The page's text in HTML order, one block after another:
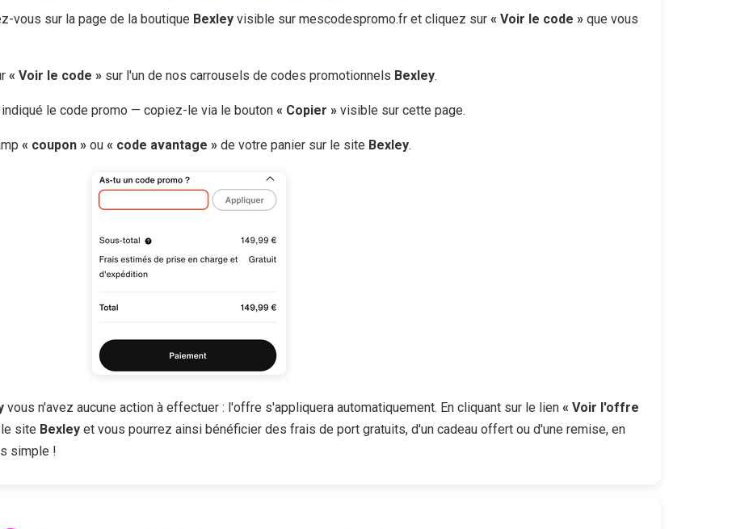
vous sur la page de la boutique Bexley visible sur mescodespromo.fr et cliquez sur « Voir le code » que vous
« Voir le code » sur l'un de nos carrousels de codes promotionnels Bexley.
le code promo — copiez-le via le bouton « Copier » visible sur cette page.
« coupon » ou « code avantage » de votre panier sur le site Bexley.
vous n'avez aucune action à effectuer : l'offre s'appliquera automatiquement. En cliquant sur le lien « Voir l'offre
site Bexley et vous pourrez ainsi bénéficier des frais de port gratuits, d'un cadeau offert ou d'une remise, en
simple !